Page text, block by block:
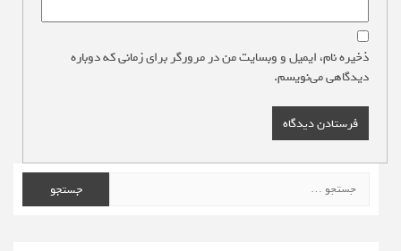
ذخیره نام، ایمیل و وبسایت من در مرورگر برای زمانی که دوباره
دیدگاهی می‌نویسم.
برای: